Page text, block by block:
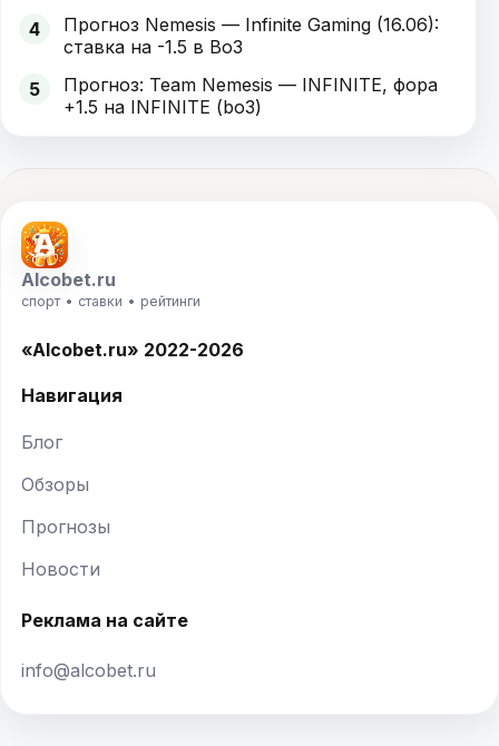
4
Прогноз Nemesis — Infinite Gaming (16.06):
ставка на -1.5 в Bo3
5
Прогноз: Team Nemesis — INFINITE, фора
+1.5 на INFINITE (bo3)
Alcobet.ru
спорт • ставки • рейтинги
«Alcobet.ru» 2022-2026
Навигация
Блог
Обзоры
Прогнозы
Новости
Реклама на сайте
info@alcobet.ru